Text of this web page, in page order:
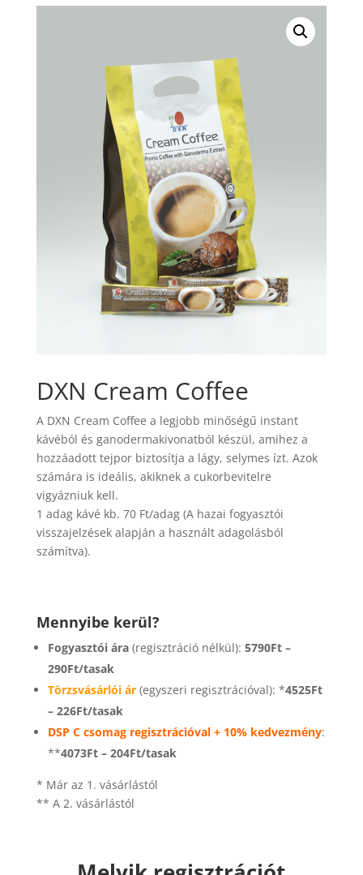
DXN Cream Coffee
A DXN Cream Coffee a legjobb minőségű instant
kávéból és ganodermakivonatból készül, amihez a
hozzáadott tejpor biztosítja a lágy, selymes ízt. Azok
számára is ideális, akiknek a cukorbevitelre
vigyázniuk kell.
1 adag kávé kb. 70 Ft/adag (A hazai fogyasztói
visszajelzések alapján a használt adagolásból
számítva).
Mennyibe kerül?
Fogyasztói ára(regisztráció nélkül): 5790Ft –
290Ft/tasak
Törzsvásárlói ár(egyszeri regisztrációval): *4525Ft
– 226Ft/tasak
DSP C csomag regisztrációval + 10% kedvezmény:
**4073Ft – 204Ft/tasak
* Már az 1. vásárlástól
** A 2. vásárlástól